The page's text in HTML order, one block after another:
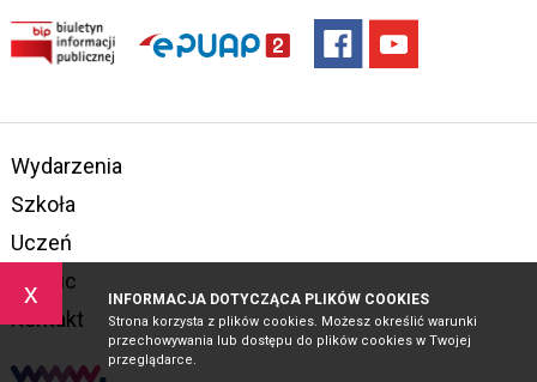
x INFORMACJA DOTYCZĄCA PLIKÓW COOKIES
Strona korzysta z plików cookies. Możesz określić warunki
przechowywania lub dostępu do plików cookies w Twojej
przeglądarce.
Wydarzenia
Szkoła
Uczeń
Rodzic
Kontakt